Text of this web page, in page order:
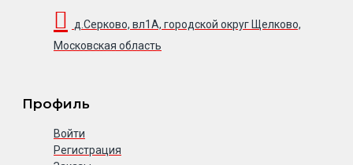
д.Серково, вл1А, городской округ Щелково,
Московская область
Профиль
Войти
Регистрация